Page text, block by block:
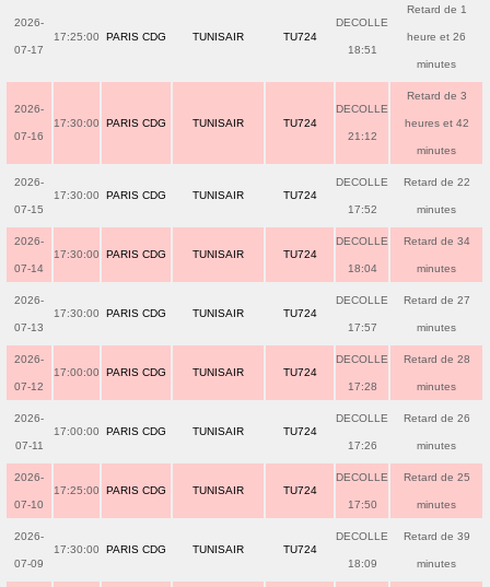
2026-
07-17
17:25:00 PARIS CDG TUNISAIR TU724
DECOLLE
18:51
Retard de 1
heure et 26
minutes
2026-
07-16
17:30:00 PARIS CDG TUNISAIR TU724
DECOLLE
21:12
Retard de 3
heures et 42
minutes
2026-
07-15
17:30:00 PARIS CDG TUNISAIR TU724
DECOLLE
17:52
Retard de 22
minutes
2026-
07-14
17:30:00 PARIS CDG TUNISAIR TU724
DECOLLE
18:04
Retard de 34
minutes
2026-
07-13
17:30:00 PARIS CDG TUNISAIR TU724
DECOLLE
17:57
Retard de 27
minutes
2026-
07-12
17:00:00 PARIS CDG TUNISAIR TU724
DECOLLE
17:28
Retard de 28
minutes
2026-
07-11
17:00:00 PARIS CDG TUNISAIR TU724
DECOLLE
17:26
Retard de 26
minutes
2026-
07-10
17:25:00 PARIS CDG TUNISAIR TU724
DECOLLE
17:50
Retard de 25
minutes
2026-
07-09
17:30:00 PARIS CDG TUNISAIR TU724
DECOLLE
18:09
Retard de 39
minutes